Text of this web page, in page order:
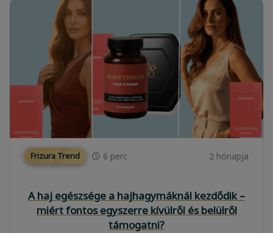
Frizura Trend 6 perc 2 hónapja
A haj egészsége a hajhagymáknál kezdődik –
miért fontos egyszerre kívülről és belülről
támogatni?